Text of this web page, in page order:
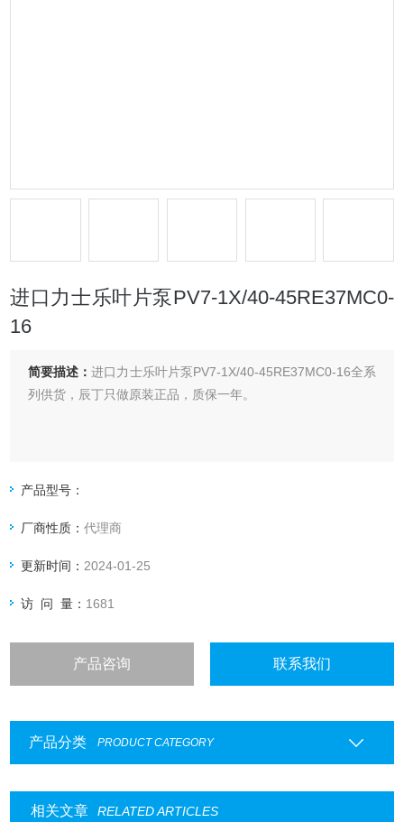
进口力士乐叶片泵PV7-1X/40-45RE37MC0-
16
简要描述：进口力士乐叶片泵PV7-1X/40-45RE37MC0-16全系
列供货，辰丁只做原装正品，质保一年。
产品型号：
厂商性质：代理商
更新时间： 2024-01-25
访 问 量： 1681
产品咨询 联系我们
产品分类 PRODUCT CATEGORY
相关文章 RELATED ARTICLES